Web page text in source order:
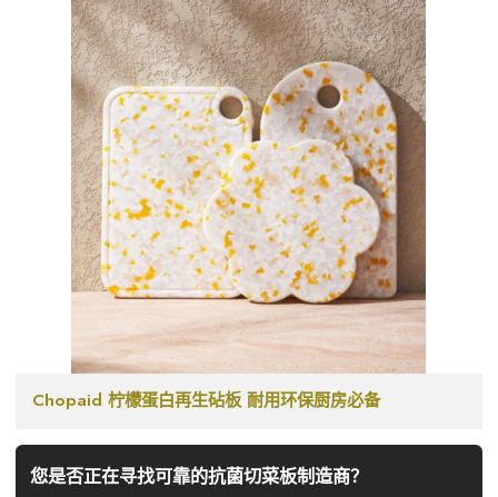
Chopaid 柠檬蛋白再生砧板 耐用环保厨房必备
您是否正在寻找可靠的抗菌切菜板制造商？